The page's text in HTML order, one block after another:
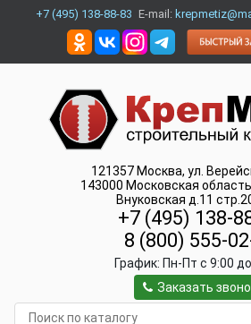
+7 (495) 138-88-83 E-mail:
121357 Москва, ул.
143000 Московская
Внуковская д.11
+7 (495) 138-
8 (800) 555-
График: Пн-Пт c 9:00
Заказать